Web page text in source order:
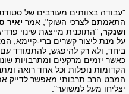
"עבודה בצוותים מעורבים של
התאמתם לצרכי השוק", אמר יאיר
ושנקר, "התוכנית מייצגת שינוי
על מנת ליצור קשרים ברי-קיימא,
ביחד, ולא רק להיפגש, להתמודד
כאשר יזמים מרקעים ומתרבויות
הקדומות נופלות וכל אחד רואה
המבט הרב תרבותי מאפשר לדייק
יצליחו מעל למשוער".